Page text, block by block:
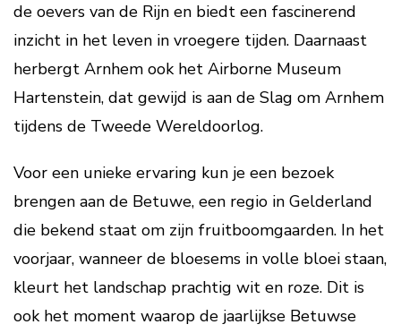
de oevers van de Rijn en biedt een fascinerend
inzicht in het leven in vroegere tijden. Daarnaast
herbergt Arnhem ook het Airborne Museum
Hartenstein, dat gewijd is aan de Slag om Arnhem
tijdens de Tweede Wereldoorlog.
Voor een unieke ervaring kun je een bezoek
brengen aan de Betuwe, een regio in Gelderland
die bekend staat om zijn fruitboomgaarden. In het
voorjaar, wanneer de bloesems in volle bloei staan,
kleurt het landschap prachtig wit en roze. Dit is
ook het moment waarop de jaarlijkse Betuwse